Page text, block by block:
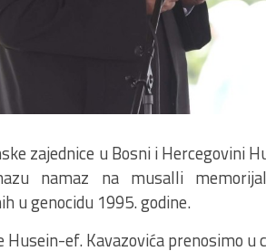
zajednice u Bosni i Hercegovini
namaz na musalli
u genocidu 1995. godine.
ef. Kavazovića prenosimo u